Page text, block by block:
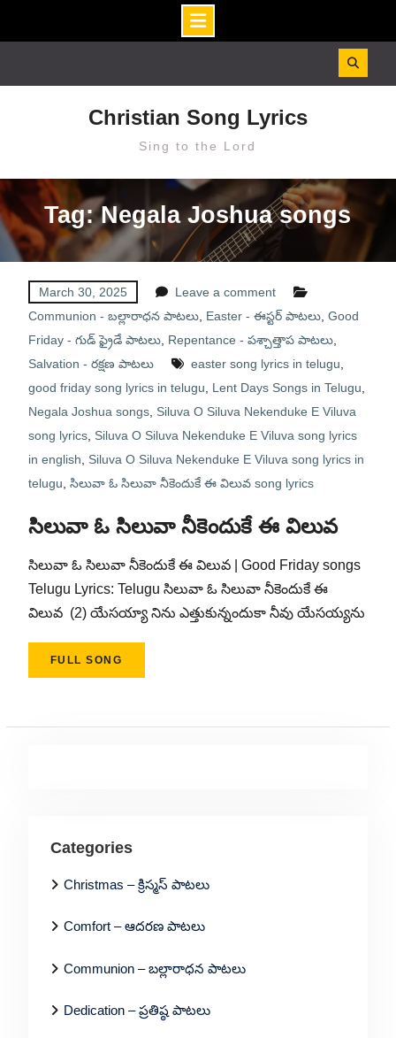
Christian Song Lyrics
Sing to the Lord
Tag: Negala Joshua songs
March 30, 2025
Leave a comment
Communion - బల్లారాధన పాటలు, Easter - ఈస్టర్ పాటలు, Good
Friday - గుడ్ ఫ్రైడే పాటలు, Repentance - పశ్చాత్తాప పాటలు,
Salvation - రక్షణ పాటలు
easter song lyrics in telugu
good friday song lyrics in telugu
Lent Days Songs in Telugu
Negala Joshua songs, Siluva O Siluva Nekenduke E Viluva
song lyrics, Siluva O Siluva Nekenduke E Viluva song lyrics
in english
Siluva O Siluva Nekenduke E Viluva song lyrics in
telugu సిలువా ఓ సిలువా నీకెందుకే ఈ విలువ song lyrics
సిలువా ఓ సిలువా నీకెందుకే ఈ విలువ
సిలువా ఓ సిలువా నీకెందుకే ఈ విలువ | Good Friday songs
Telugu Lyrics: Telugu సిలువా ఓ సిలువా నీకెందుకే ఈ
విలువ (2) యేసయ్యా నిను ఎత్తుకున్నందుకా నీవు యేసయ్యను
FULL SONG
Categories
Christmas – క్రిస్మస్ పాటలు
Comfort – ఆదరణ పాటలు
Communion – బల్లారాధన పాటలు
Dedication – ప్రతిష్ఠ పాటలు